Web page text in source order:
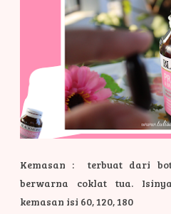
Kemasan : terbuat dari
berwarna coklat tua.
kemasan isi 60, 120, 180